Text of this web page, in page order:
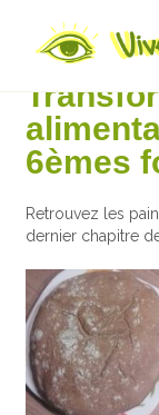
6ème
6èmes
Retrouvez les
dernier chapitre